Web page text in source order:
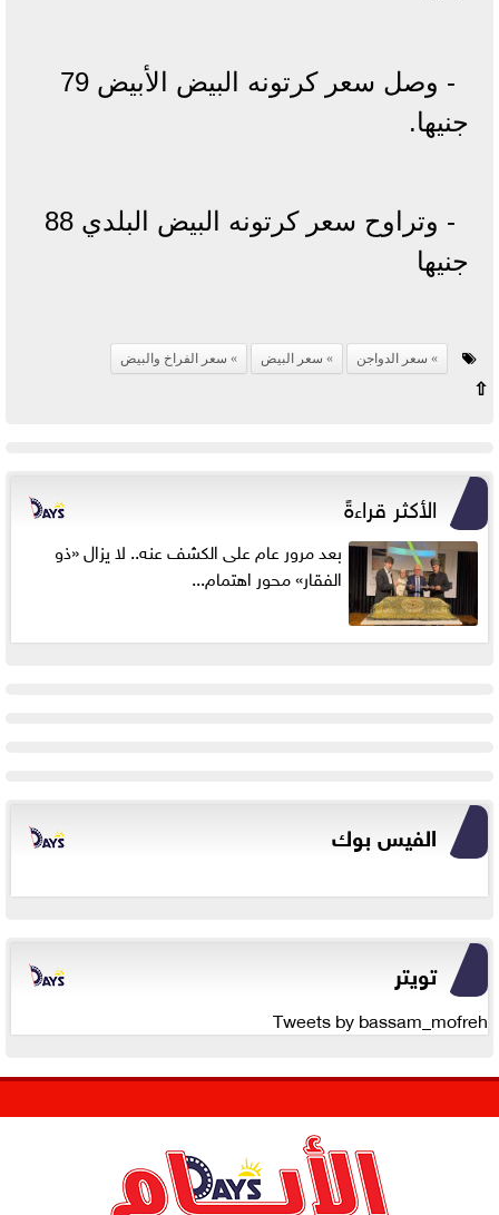
- وصل سعر كرتونه البيض الأبيض 79
جنيها.
- وتراوح سعر كرتونه البيض البلدي 88
جنيها
سعر الدواجن سعر البيض سعر الفراخ والبيض
⇧
الأكثر قراءةً
بعد مرور عام على الكشف عنه.. لا يزال «ذو
الفقار» محور اهتمام...
الفيس بوك
تويتر
Tweets by bassam_mofreh